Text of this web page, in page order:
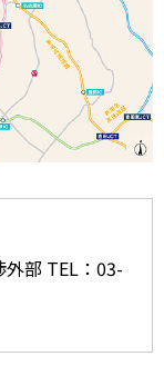
部 TEL：03-